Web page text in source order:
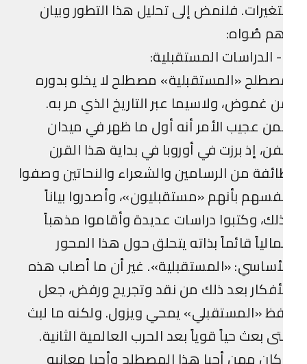
فلنمض إلى تحليل هذا التطور وبيان
صُواه:
«المستقبلية» مصطلح لا يخلو بدوره
غموض، ولاسيما عبر التاريخ الذي مر به.
عجيب الأمر أنه أول ما ظهر في ميدان
إذ برزت في أوروبا في بداية هذا القرن
من الرسامين والشعراء والنحاتين وصفوا
بأنهم «مستقبليون»، وأصدروا بياناً
وكتبوا دراسات عديدة وأقاموا مذهباً
قائماً بذاته يتحلق حول هذا المحور
«المستقبلية». غير أن ما أصاب هذه
بعد ذلك من نقد وتجريح ورفض، جعل
«المستقبلي» يمحي ويزول. ولكنه ما لبث
بعث حياً قوياً بعد الحرب العالمية الثانية.
ممن أحيا هذا المصطلح وأحيا معانيه